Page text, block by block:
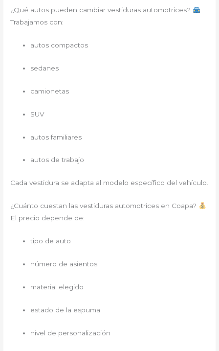
¿Qué autos pueden cambiar vestiduras automotrices?
Trabajamos con:
autos compactos
sedanes
camionetas
SUV
autos familiares
autos de trabajo
Cada vestidura se adapta al modelo específico del vehículo.
¿Cuánto cuestan las vestiduras automotrices en Coapa?
El precio depende de:
tipo de auto
número de asientos
material elegido
estado de la espuma
nivel de personalización